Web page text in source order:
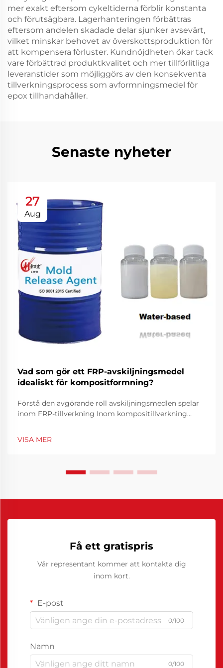
mer exakt eftersom cykeltiderna förblir konstanta
och förutsägbara. Lagerhanteringen förbättras
eftersom andelen skadade delar sjunker avsevärt,
vilket minskar behovet av överskottsproduktion för
att kompensera förluster. Kundnöjdheten ökar tack
vare förbättrad produktkvalitet och mer tillförlitliga
leveranstider som möjliggörs av den konsekventa
tillverkningsprocess som avformningsmedel för
epox tillhandahåller.
Senaste nyheter
27
Aug
Vad som gör ett FRP-avskiljningsmedel
idealiskt för kompositformning?
Förstå den avgörande roll avskiljningsmedlen spelar
inom FRP-tillverkning Inom kompositillverkning
specialtillverkade kemiska blandningar skapar en ...
VISA MER
Få ett gratispris
Vår representant kommer att kontakta dig
inom kort.
E-post
0/100
Namn
0/100